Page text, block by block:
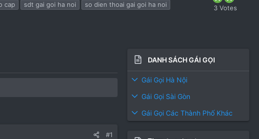
cap sdt gai goi ha noi
so dien thoai gai goi ha noi
3 Votes
#1
DANH SÁCH GÁI GỌI
Gái Gọi Hà Nội
Gái Gọi Sài Gòn
Gái Gọi Các Thành Phố Khác